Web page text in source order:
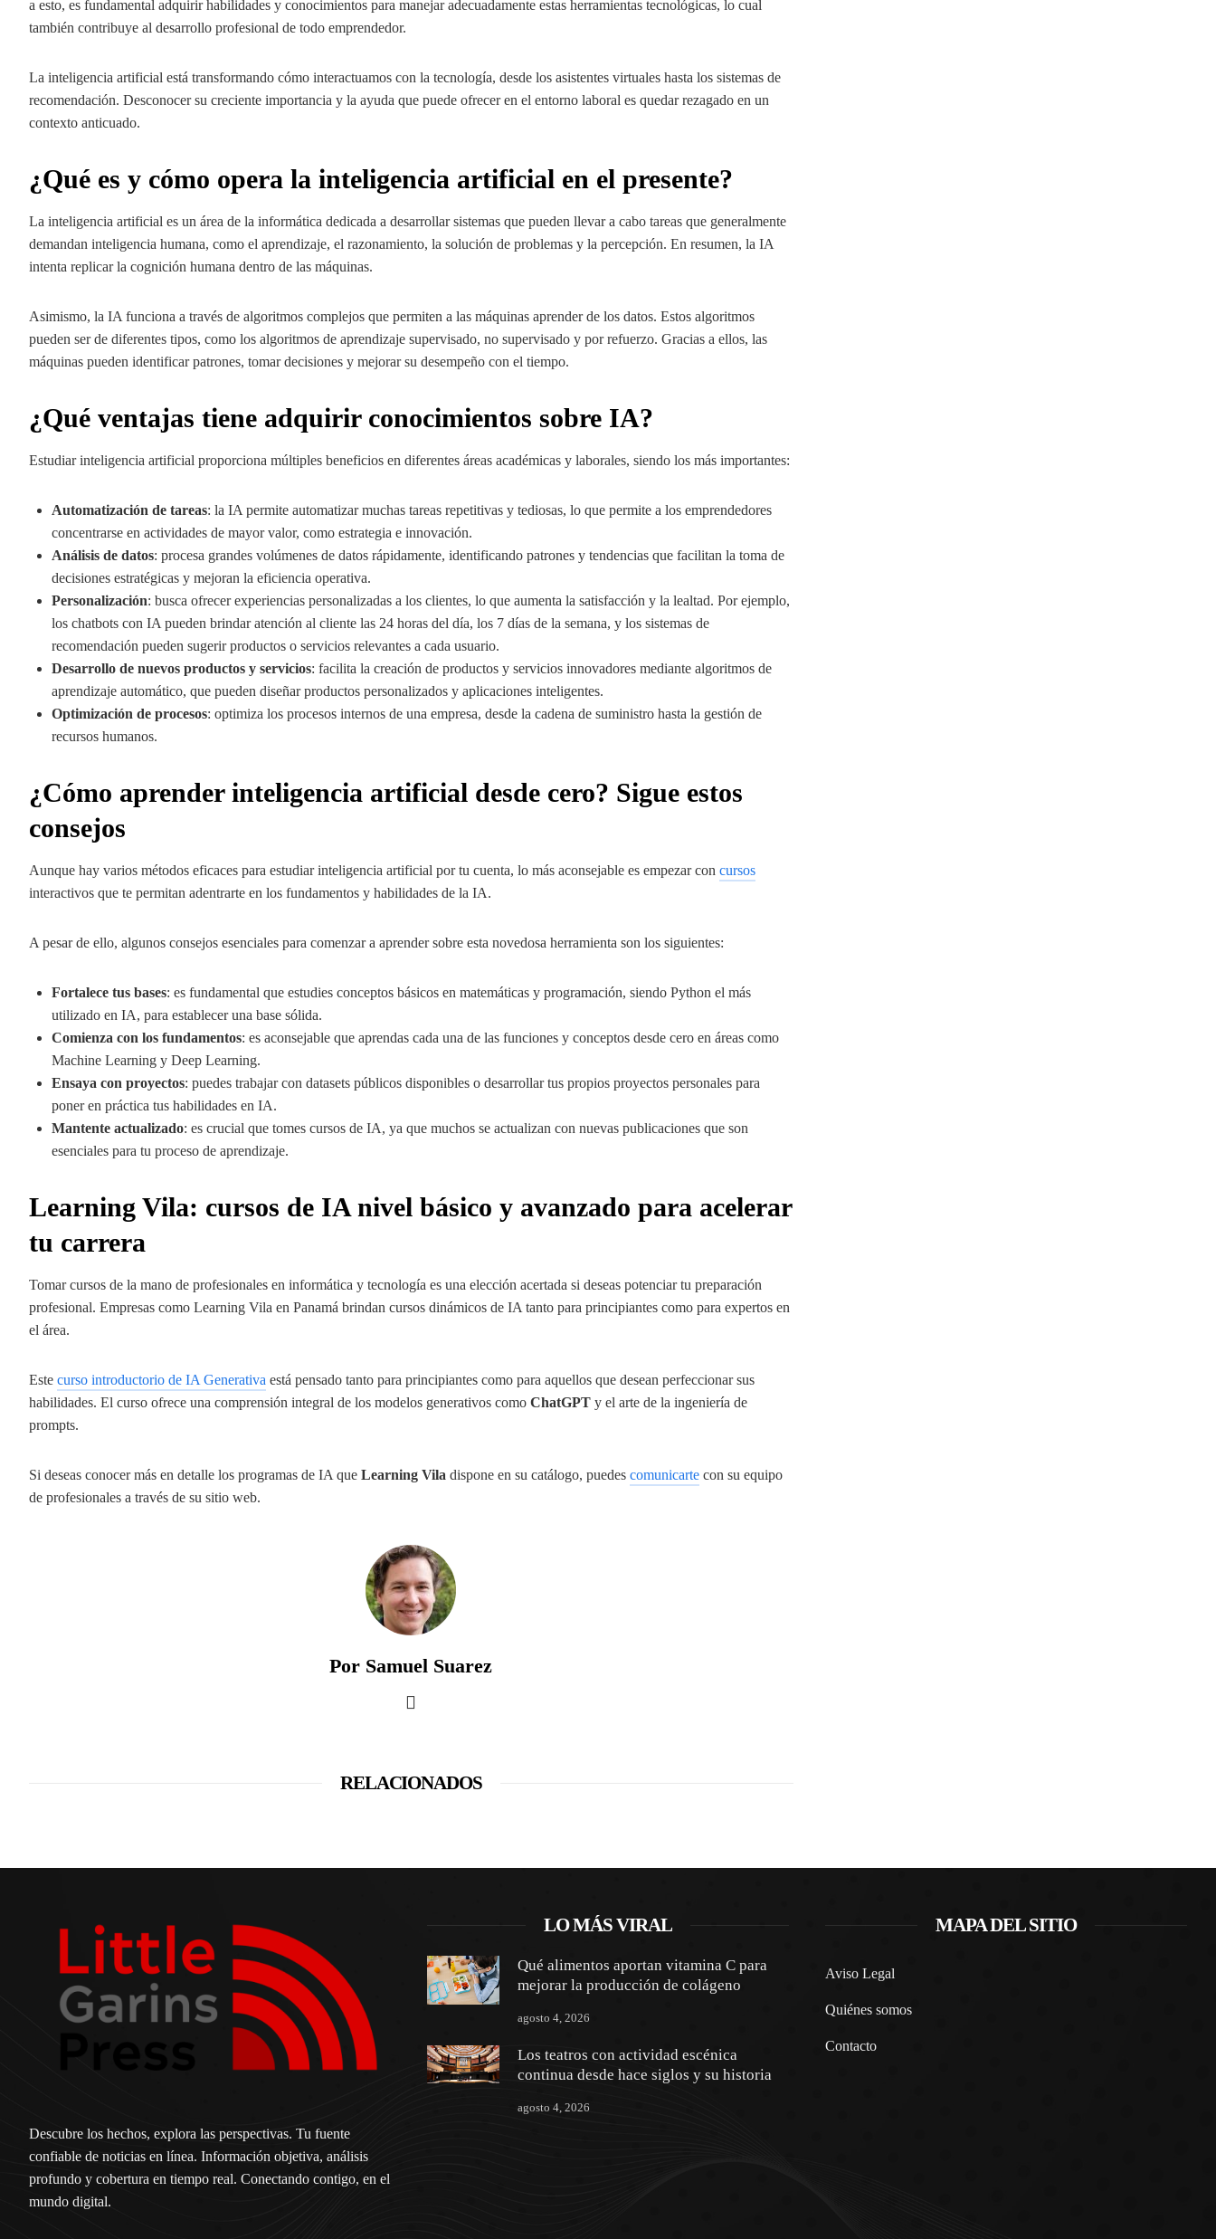
a esto, es fundamental adquirir habilidades y conocimientos para manejar adecuadamente estas herramientas tecnológicas, lo cual
también contribuye al desarrollo profesional de todo emprendedor.
La inteligencia artificial está transformando cómo interactuamos con la tecnología, desde los asistentes virtuales hasta los sistemas de
recomendación. Desconocer su creciente importancia y la ayuda que puede ofrecer en el entorno laboral es quedar rezagado en un
contexto anticuado.
¿Qué es y cómo opera la inteligencia artificial en el presente?
La inteligencia artificial es un área de la informática dedicada a desarrollar sistemas que pueden llevar a cabo tareas que generalmente
demandan inteligencia humana, como el aprendizaje, el razonamiento, la solución de problemas y la percepción. En resumen, la IA
intenta replicar la cognición humana dentro de las máquinas.
Asimismo, la IA funciona a través de algoritmos complejos que permiten a las máquinas aprender de los datos. Estos algoritmos
pueden ser de diferentes tipos, como los algoritmos de aprendizaje supervisado, no supervisado y por refuerzo. Gracias a ellos, las
máquinas pueden identificar patrones, tomar decisiones y mejorar su desempeño con el tiempo.
¿Qué ventajas tiene adquirir conocimientos sobre IA?
Estudiar inteligencia artificial proporciona múltiples beneficios en diferentes áreas académicas y laborales, siendo los más importantes:
Automatización de tareas: la IA permite automatizar muchas tareas repetitivas y tediosas, lo que permite a los emprendedores
concentrarse en actividades de mayor valor, como estrategia e innovación.
Análisis de datos: procesa grandes volúmenes de datos rápidamente, identificando patrones y tendencias que facilitan la toma de
decisiones estratégicas y mejoran la eficiencia operativa.
Personalización: busca ofrecer experiencias personalizadas a los clientes, lo que aumenta la satisfacción y la lealtad. Por ejemplo,
los chatbots con IA pueden brindar atención al cliente las 24 horas del día, los 7 días de la semana, y los sistemas de
recomendación pueden sugerir productos o servicios relevantes a cada usuario.
Desarrollo de nuevos productos y servicios: facilita la creación de productos y servicios innovadores mediante algoritmos de
aprendizaje automático, que pueden diseñar productos personalizados y aplicaciones inteligentes.
Optimización de procesos: optimiza los procesos internos de una empresa, desde la cadena de suministro hasta la gestión de
recursos humanos.
¿Cómo aprender inteligencia artificial desde cero? Sigue estos
consejos
Aunque hay varios métodos eficaces para estudiar inteligencia artificial por tu cuenta, lo más aconsejable es empezar con cursos
interactivos que te permitan adentrarte en los fundamentos y habilidades de la IA.
A pesar de ello, algunos consejos esenciales para comenzar a aprender sobre esta novedosa herramienta son los siguientes:
Fortalece tus bases: es fundamental que estudies conceptos básicos en matemáticas y programación, siendo Python el más
utilizado en IA, para establecer una base sólida.
Comienza con los fundamentos: es aconsejable que aprendas cada una de las funciones y conceptos desde cero en áreas como
Machine Learning y Deep Learning.
Ensaya con proyectos: puedes trabajar con datasets públicos disponibles o desarrollar tus propios proyectos personales para
poner en práctica tus habilidades en IA.
Mantente actualizado: es crucial que tomes cursos de IA, ya que muchos se actualizan con nuevas publicaciones que son
esenciales para tu proceso de aprendizaje.
Learning Vila: cursos de IA nivel básico y avanzado para acelerar
tu carrera
Tomar cursos de la mano de profesionales en informática y tecnología es una elección acertada si deseas potenciar tu preparación
profesional. Empresas como Learning Vila en Panamá brindan cursos dinámicos de IA tanto para principiantes como para expertos en
el área.
Este curso introductorio de IA Generativa está pensado tanto para principiantes como para aquellos que desean perfeccionar sus
habilidades. El curso ofrece una comprensión integral de los modelos generativos como ChatGPT y el arte de la ingeniería de
prompts.
Si deseas conocer más en detalle los programas de IA que Learning Vila dispone en su catálogo, puedes comunicarte con su equipo
de profesionales a través de su sitio web.
Por Samuel Suarez
RELACIONADOS
Descubre los hechos, explora las perspectivas. Tu fuente
confiable de noticias en línea. Información objetiva, análisis
profundo y cobertura en tiempo real. Conectando contigo, en el
mundo digital.
LO MÁS VIRAL
Qué alimentos aportan vitamina C para
mejorar la producción de colágeno
agosto 4, 2026
Los teatros con actividad escénica
continua desde hace siglos y su historia
agosto 4, 2026
MAPA DEL SITIO
Aviso Legal
Quiénes somos
Contacto